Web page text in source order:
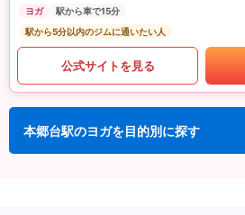
ヨガ
駅から車で15分
駅から5分以内のジムに通いたい人
公式サイトを見る
本郷台駅のヨガを目的別に探す